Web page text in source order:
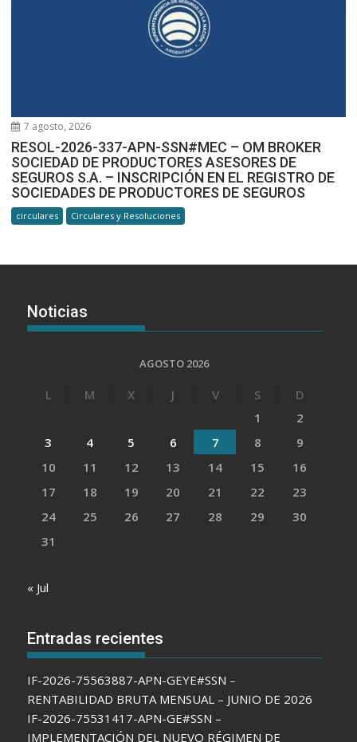
7 agosto, 2026
RESOL-2026-337-APN-SSN#MEC – OM BROKER
SOCIEDAD DE PRODUCTORES ASESORES DE
SEGUROS S.A. – INSCRIPCIÓN EN EL REGISTRO DE
SOCIEDADES DE PRODUCTORES DE SEGUROS
circulares Circulares y Resoluciones
Noticias
AGOSTO 2026
L M X J V S
D
1
2
3
4 5 6 7 8
9
10
11 12 13 14 15
16
17
18 19 20 21 22
23
24
25 26 27 28 29
30
31
« Jul
Entradas recientes
IF-2026-75563887-APN-GEYE#SSN –
RENTABILIDAD BRUTA MENSUAL – JUNIO DE 2026
IF-2026-75531417-APN-GE#SSN –
IMPLEMENTACIÓN DEL NUEVO RÉGIMEN DE